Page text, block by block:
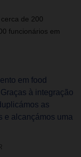
de 200
funcionários em
em food
à integração
as
e alcançámos uma